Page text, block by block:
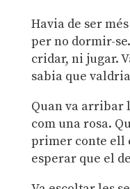
Havia de ser
per no dormir-
cridar, ni jugar.
sabia que
Quan va arribar
com una rosa.
primer conte ell
esperar que el